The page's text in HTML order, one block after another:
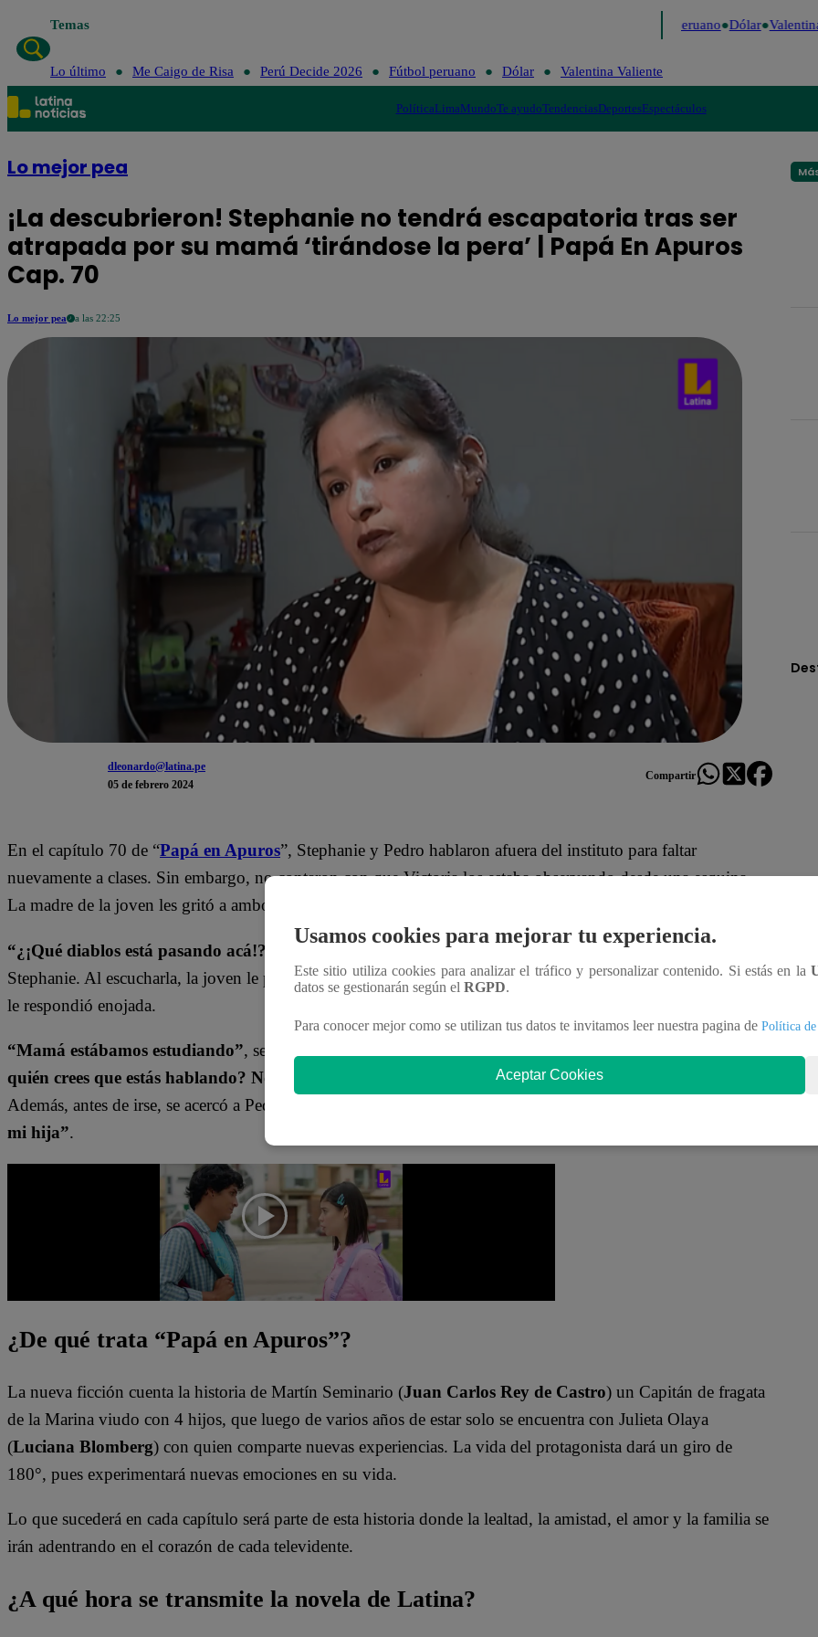
Temas Fútbol peruano Dólar
Lo último Me Caigo de Risa Perú Decide 2026 Fútbol peruano Dólar Valentina Valiente
PolíticaLimaMundoTe ayudoTendenciasDeportesEspectáculos
Lo mejor pea
¡La descubrieron! Stephanie no tendrá escapatoria tras ser
atrapada por su mamá ‘tirándose la pera’ | Papá En Apuros
Cap. 70
Lo mejor pea a las 22:25
dleonardo@latina.pe
05 de febrero 2024
Compartir
En el capítulo 70 de “Papá en Apuros”, Stephanie y Pedro hablaron afuera del instituto para faltar
nuevamente a clases. Sin embargo, no contaron con que Victoria los estaba observando desde una esquina.
La madre de la joven les gritó a ambos por lo ocurrido.
“¿¡Qué diablos está pasando acá!? Nos vamos a la casa inmediatamente”
, señaló enfurecida la madre de
Stephanie. Al escucharla, la joven le pidió que no grite en la vía pública. “Grito lo que se me da la gana”,
le respondió enojada.
“Mamá estábamos estudiando”, se excusó la hermana de Jhonatan, pero su madre no le creyó.
quién crees que estás hablando? No quiero escuchar ninguna de tus mentiras. Nos vamos”
Además, antes de irse, se acercó a Pedro y lo amenazó:
mi hija”.
¿De qué trata “Papá en Apuros”?
La nueva ficción cuenta la historia de Martín Seminario (Juan Carlos Rey de Castro) un Capitán de fragata
de la Marina viudo con 4 hijos, que luego de varios años de estar solo se encuentra con Julieta Olaya
(Luciana Blomberg) con quien comparte nuevas experiencias. La vida del protagonista dará un giro de
180°, pues experimentará nuevas emociones en su vida.
Lo que sucederá en cada capítulo será parte de esta historia donde la lealtad, la amistad, el amor y la familia se
irán adentrando en el corazón de cada televidente.
¿A qué hora se transmite la novela de Latina?
Usamos cookies para mejorar tu experiencia.
Este sitio utiliza cookies para analizar el tráfico y personalizar contenido. Si estás en la
datos se gestionarán según el RGPD.
Para conocer mejor como se utilizan tus datos te invitamos leer nuestra pagina de Política
Aceptar Cookies